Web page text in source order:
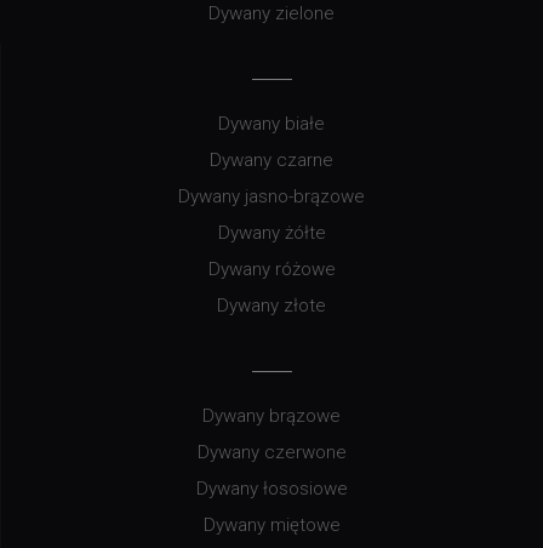
Dywany zielone
Dywany białe
Dywany czarne
Dywany jasno-brązowe
Dywany żółte
Dywany różowe
Dywany złote
Dywany brązowe
Dywany czerwone
Dywany łososiowe
Dywany miętowe